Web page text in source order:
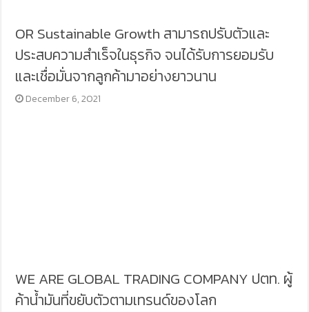
OR Sustainable Growth สามารถปรับตัวและ
ประสบความสำเร็จในธุรกิจ จนได้รับการยอมรับ
และเชื่อมั่นจากลูกค้ามาอย่างยาวนาน
December 6, 2021
WE ARE GLOBAL TRADING COMPANY ปตท. ผู้
ค้าน้ำมันที่ขยับตัวตามเทรนด์ของโลก